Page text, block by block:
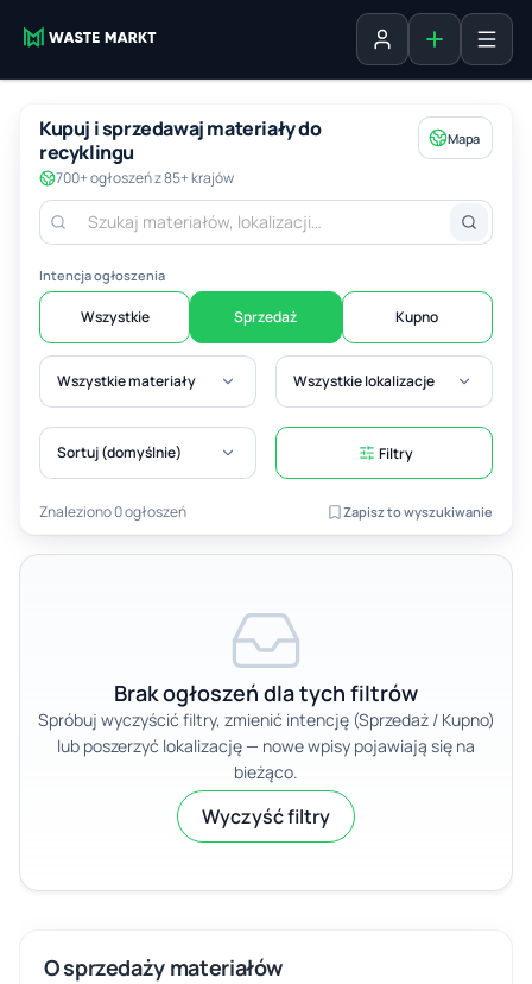
Zaloguj sięDodaj
Kupuj i sprzedawaj materiały do
recyklingu
700+ ogłoszeń z 85+ krajów
Mapa
Intencja ogłoszenia
Wszystkie Sprzedaż Kupno
Wszystkie materiały Wszystkie lokalizacje
Sortuj (domyślnie) Filtry
Znaleziono 0 ogłoszeń Zapisz to wyszukiwanie
Brak ogłoszeń dla tych filtrów
Spróbuj wyczyścić filtry, zmienić intencję (Sprzedaż / Kupno)
lub poszerzyć lokalizację — nowe wpisy pojawiają się na
bieżąco.
Wyczyść filtry
O sprzedaży materiałów